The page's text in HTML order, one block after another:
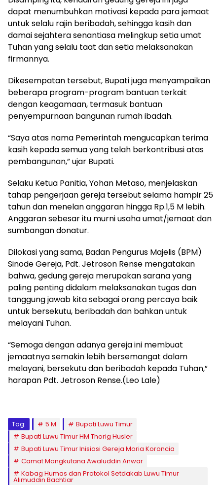
dapat menumbuhkan motivasi kepada para jemaat
untuk selalu rajin beribadah, sehingga kasih dan
damai sejahtera senantiasa melingkup setia umat
Tuhan yang selalu taat dan setia melaksanakan
firmannya.
Dikesempatan tersebut, Bupati juga menyampaikan
beberapa program-program bantuan terkait
dengan keagamaan, termasuk bantuan
penyempurnaan bangunan rumah ibadah.
“Saya atas nama Pemerintah mengucapkan terima
kasih kepada semua yang telah berkontribusi atas
pembangunan,” ujar Bupati.
Selaku Ketua Panitia, Yohan Metaso, menjelaskan
tahap pengerjaan gereja tersebut selama hampir 25
tahun dan menelan anggaran hingga Rp.1,5 M lebih.
Anggaran sebesar itu murni usaha umat/jemaat dan
sumbangan donatur.
Dilokasi yang sama, Badan Pengurus Majelis (BPM)
Sinode Gereja, Pdt. Jetroson Rense mengatakan
bahwa, gedung gereja merupakan sarana yang
paling penting didalam melaksanakan tugas dan
tanggung jawab kita sebagai orang percaya baik
untuk bersekutu, beribadah dan bahkan untuk
melayani Tuhan.
“Semoga dengan adanya gereja ini membuat
jemaatnya semakin lebih bersemangat dalam
melayani, bersekutu dan beribadah kepada Tuhan,”
harapan Pdt. Jetroson Rense.(Leo Lale)
Tag: 5 M
Bupati Luwu Timur
Bupati Luwu Timur HM Thorig Husler
Bupati Luwu Timur Inisiasi Gereja Moria Koroncia
Camat Mangkutana Awaluddin Anwar
Kabag Humas dan Protokol Setdakab Luwu Timur
Alimuddin Bachtiar